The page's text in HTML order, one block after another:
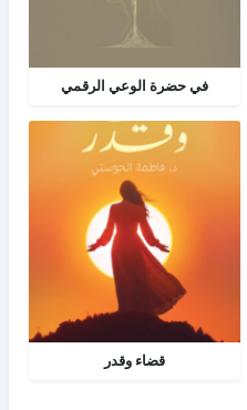
في حضرة الوعي الرقمي
قضاء وقدر